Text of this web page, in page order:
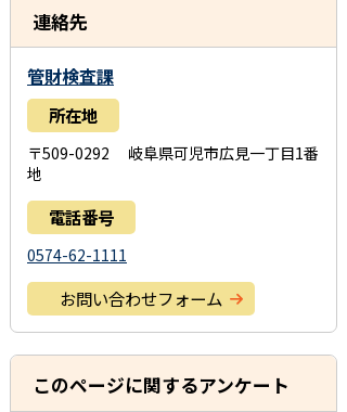
連絡先
管財検査課
所在地
〒509-0292 岐阜県可児市広見一丁目1番
地
電話番号
0574-62-1111
お問い合わせフォーム
このページに関するアンケート